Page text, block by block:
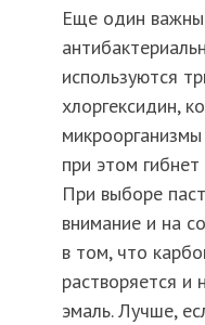
Еще один
используются
хлоргексидин,
при этом
При выборе
внимание и на
в том, что
растворяется и
эмаль. Лучше,